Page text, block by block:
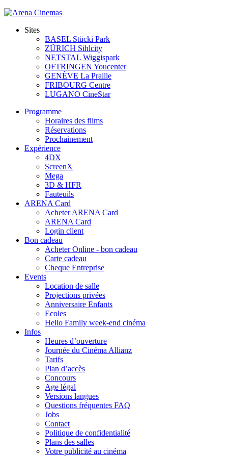
Sites
BASEL Stücki Park
ZÜRICH Sihlcity
NETSTAL Wiggispark
OFTRINGEN Youcenter
GENÈVE La Praille
FRIBOURG Centre
LUGANO CineStar
Programme
Horaires des films
Réservations
Prochainement
Expérience
4DX
ScreenX
Mega
3D & HFR
Fauteuils
ARENA Card
Acheter ARENA Card
ARENA Card
Login client
Bon cadeau
Acheter Online - bon cadeau
Carte cadeau
Cheque Entreprise
Events
Location de salle
Projections privées
Anniversaire Enfants
Ecoles
Hello Family week-end cinéma
Infos
Heures d’ouverture
Journée du Cinéma Allianz
Tarifs
Plan d’accès
Concours
Age légal
Versions langues
Questions fréquentes FAQ
Jobs
Contact
Politique de confidentialité
Plans des salles
Votre publicité au cinéma